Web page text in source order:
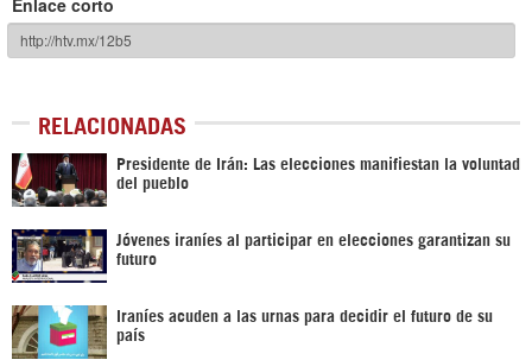
RELACIONADAS
Presidente de Irán: Las elecciones manifiestan la voluntad
del pueblo
Jóvenes iraníes al participar en elecciones garantizan su
futuro
Iraníes acuden a las urnas para decidir el futuro de su
país